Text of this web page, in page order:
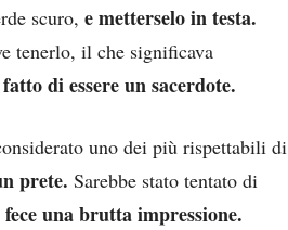
scuro, e metterselo in testa.
tenerlo, il che significava
di essere un sacerdote.
uno dei più rispettabili di
prete. Sarebbe stato tentato di
una brutta impressione.